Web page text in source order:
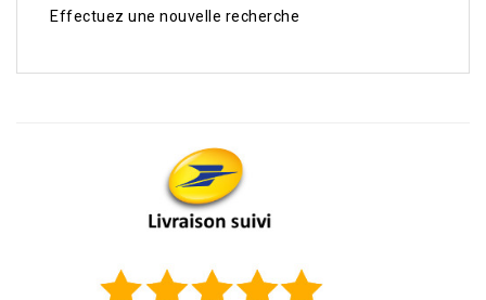
Effectuez une nouvelle recherche